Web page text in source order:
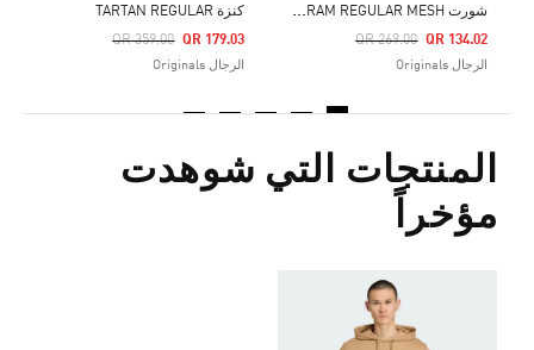
ش
ورت MONOGRAM REGULAR MESH
Price Reduced From
QR 269.00
To QR 134.02
الرجال Originals
كنزة TARTAN REGULAR
Price Reduced From
QR 359.00
To QR 179.03
الرجال Originals
المنتجات التي شوهدت
مؤخراً